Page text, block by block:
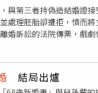
子取得合法戶籍，該名
套結婚證件。隨後，他
出生登記與落戶手續。
生在掌握確鑿證據後，
和家庭，更觸犯了法律
部門的高度重視。法律專
居民身份證罪。一旦查
與第三者持偽造結婚證
處理胚胎卻遭拒，憤而
婚訴訟的法院傳票，戲
休養。直到2025年11月
管嬰兒療程，而且受精
自己女兒參加大學考試前
療程序。事件曝光後，
結局出爐